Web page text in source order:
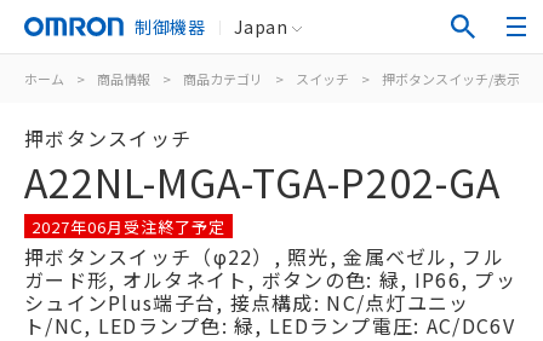
制御機器 Japan
ホーム > 商品情報 > 商品カテゴリ > スイッチ > 押ボタンスイッチ/表示灯
押ボタンスイッチ
A22NL-MGA-TGA-P202-GA
2027年06月受注終了予定
押ボタンスイッチ（φ22）, 照光, 金属ベゼル, フル
ガード形, オルタネイト, ボタンの色: 緑, IP66, プッ
シュインPlus端子台, 接点構成: NC/点灯ユニッ
ト/NC, LEDランプ色: 緑, LEDランプ電圧: AC/DC6V